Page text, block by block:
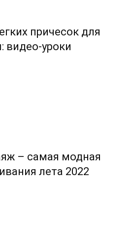
причесок для
видео-уроки
– самая модная
лета 2022